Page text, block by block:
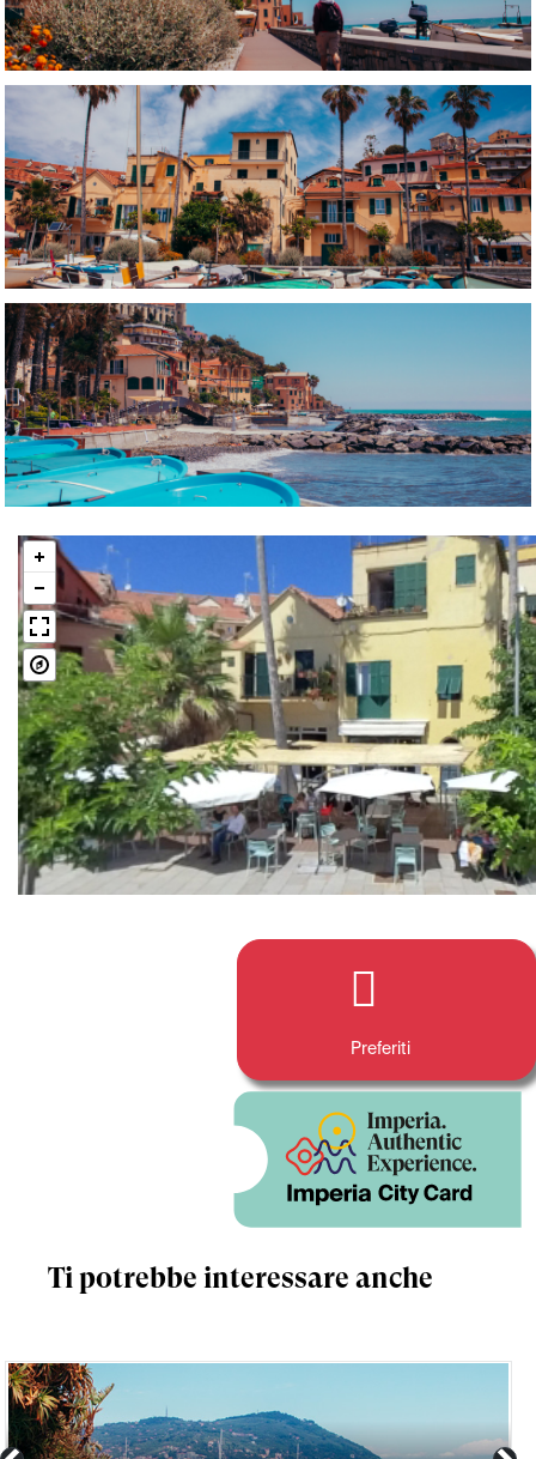
Preferiti
Ti potrebbe interessare anche